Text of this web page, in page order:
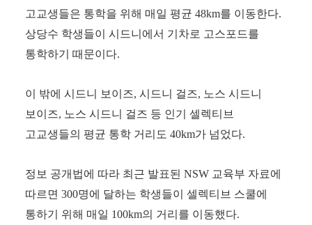
고교생들은 통학을 위해 매일 평균 48km를 이동한다.
상당수 학생들이 시드니에서 기차로 고스포드를
통학하기 때문이다.
이 밖에 시드니 보이즈, 시드니 걸즈, 노스 시드니
보이즈, 노스 시드니 걸즈 등 인기 셀렉티브
고교생들의 평균 통학 거리도 40km가 넘었다.
정보 공개법에 따라 최근 발표된 NSW 교육부 자료에
따르면 300명에 달하는 학생들이 셀렉티브 스쿨에
통하기 위해 매일 100km의 거리를 이동했다.